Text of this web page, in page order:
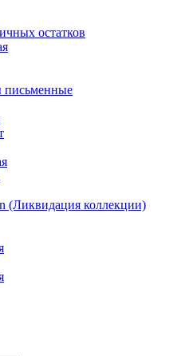
остатков
письменные
(Ликвидация коллекции)